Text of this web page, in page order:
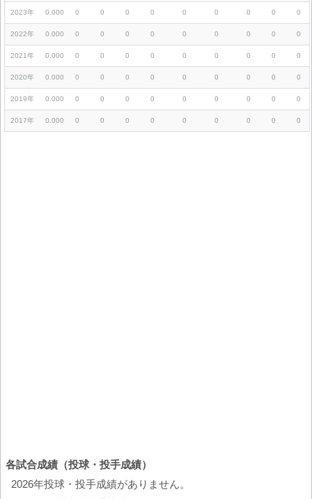
2023年 0.000 0 0 0 0 0 0 0 0 0
2022年 0.000 0 0 0 0 0 0 0 0 0
2021年 0.000 0 0 0 0 0 0 0 0 0
2020年 0.000 0 0 0 0 0 0 0 0 0
2019年 0.000 0 0 0 0 0 0 0 0 0
2017年 0.000 0 0 0 0 0 0 0 0 0
各試合成績（投球・投手成績）
2026年投球・投手成績がありません。